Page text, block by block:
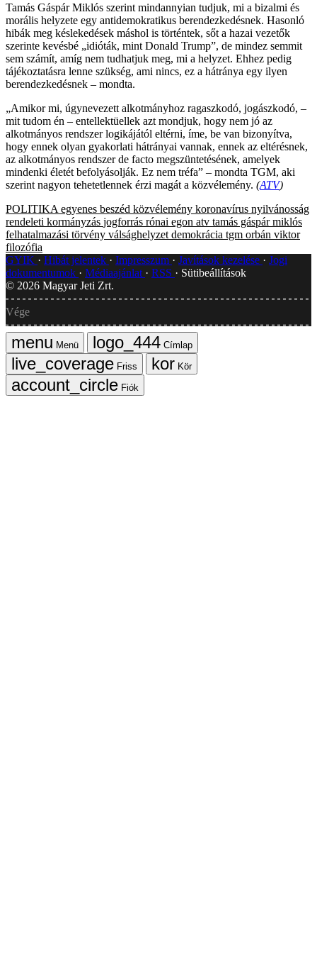
Tamás Gáspár Miklós szerint mindannyian tudjuk, mi a bizalmi és
morális helyzete egy antidemokratikus berendezkedésnek. Hasonló
hibák meg késlekedések máshol is történtek, sőt a hazai vezetők
szerinte kevésbé „idióták, mint Donald Trump”, de mindez semmit
sem számít, amíg nem tudhatjuk meg, mi a helyzet. Ehhez pedig
tájékoztatásra lenne szükség, ami nincs, ez a hátránya egy ilyen
berendezkedésnek – mondta.
„Amikor mi, úgynevezett alkotmányhoz ragaszkodó, jogászkodó, –
mit tudom én – entellektüellek azt mondjuk, hogy nem jó az
alkotmányos rendszer logikájától eltérni, íme, be van bizonyítva,
hogy ennek olyan gyakorlati hátrányai vannak, ennek az eltérésnek,
az alkotmányos rendszer de facto megszüntetésének, amelyek
mindenki életét befolyásolják. Ez nem tréfa” – mondta TGM, aki
szerint nagyon tehetetlennek érzi magát a közvélemény. (ATV)
POLITIKA egyenes beszéd közvélemény koronavírus nyilvánosság
rendeleti kormányzás jogforrás rónai egon atv tamás gáspár miklós
felhatalmazási törvény válsághelyzet demokrácia tgm orbán viktor
filozófia
GYIK
Hibát jelentek Impresszum Javítások kezelése
Jogi
dokumentumok
Médiaajánlat RSS
Sütibeállítások
© 2026 Magyar Jeti Zrt.
Vége
Menü
Címlap
Friss
Kör
Fiók